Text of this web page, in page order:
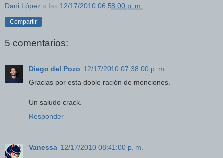
Dani López a las 12/17/2010 06:58:00 p. m.
Compartir
5 comentarios:
Diego del Pozo 12/17/2010 07:38:00 p. m.
Gracias por esta doble ración de menciones.
Un saludo crack.
Responder
Vanessa 12/17/2010 08:41:00 p. m.